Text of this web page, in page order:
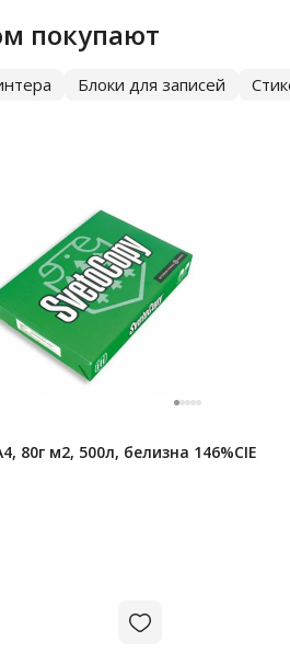
покупают
Блоки для записей
80г м2, 500л, белизна 146%CIE